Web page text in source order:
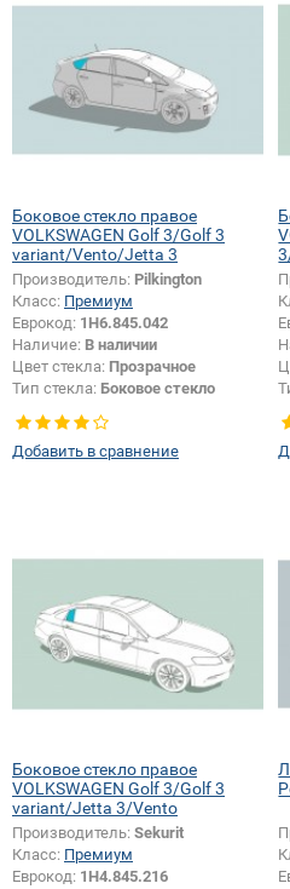
Боковое стекло правое
VOLKSWAGEN Golf 3/Golf 3
variant/Vento/Jetta 3
Производитель: Pilkington
Класс: Премиум
Еврокод: 1H6.845.042
Наличие: В наличии
Цвет стекла: Прозрачное
Тип стекла: Боковое стекло
Добавить в сравнение
Боковое стекло правое
VOLKSWAGEN Golf 3/Golf 3
variant/Jetta 3/Vento
Производитель: Sekurit
Класс: Премиум
Еврокод: 1H4.845.216